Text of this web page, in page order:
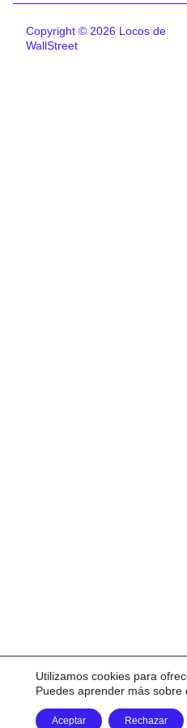
Copyright © 2026 Locos de
WallStreet
Utilizamos cookies para
Puedes aprender más
Aceptar Rechazar